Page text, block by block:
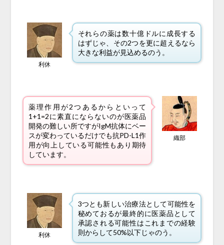
利休
それらの薬は数十億ドルに成長する
はずじゃ、その2つを更に超えるなら
大きな利益が見込めるのう。
薬理作用が2つあるからといって
1+1=2に素直にならないのが医薬品
開発の難しい所ですがIgM抗体にベー
スが変わっているだけでも抗PD-L1作
用が向上している可能性もあり期待
しています。
織部
利休
3つとも新しい治療法として可能性を
秘めておるが最終的に医薬品として
承認される可能性はこれまでの経験
則からして50%以下じゃのう。